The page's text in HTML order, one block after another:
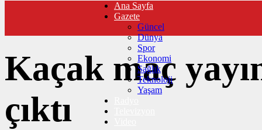
FOTO GALERİ
VIDEO GALERİ
TRAFİK DURUMU
NÖBETÇİ ECZANELER
CANLI SONUÇLAR
HABER GÖNDER
BURÇLAR
İLETİŞİM
Ana Sayfa
Gazete
Güncel
Dünya
Spor
Ekonomi
Sağlık
Teknoloji
Yaşam
Kaçak maç
çıktı